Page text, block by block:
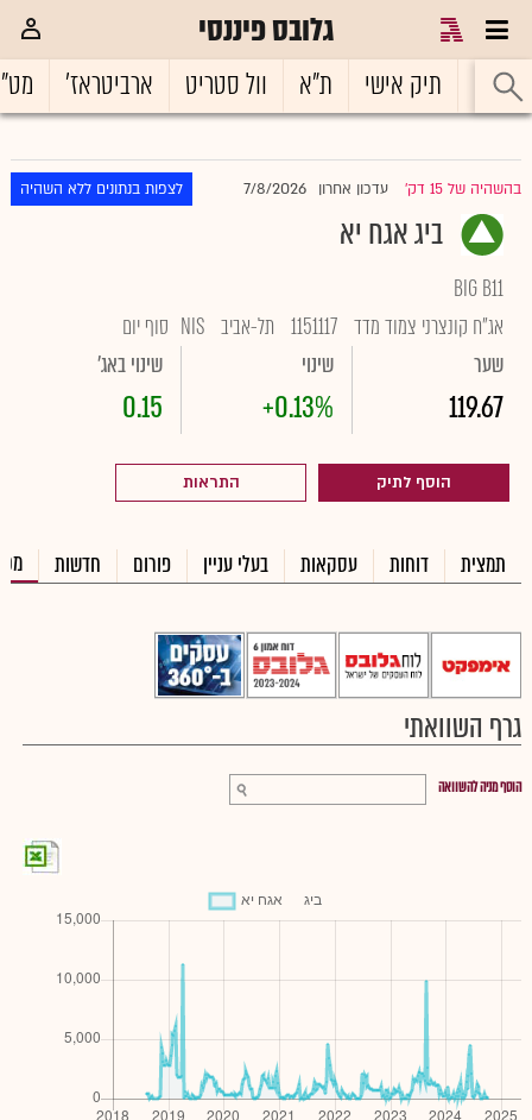
גלובס פיננסי
ראשי תיק אישי ת"א וול סטריט ארביטראז'
בהשהיה של 15 דק' עדכון אחרון 7/8/2026 לצפות בנתונים ללא השהיה
ביג אגח יא
BIG B11
אג"ח קונצרני צמוד מדד 1151117 תל-אביב NIS סוף יום
שער
119.67
שינוי
+0.13%
שינוי באג'
0.15
הוסף לתיק התראות
תמצית דוחות עסקאות בעלי עניין פורום חדשות
גרף השוואתי
הוסף מניה להשוואה